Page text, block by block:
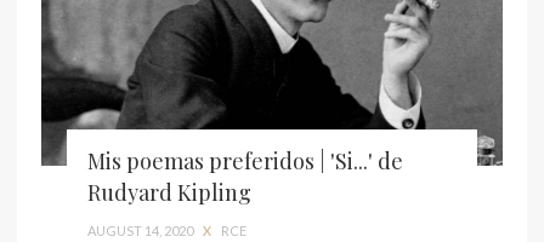
Mis poemas preferidos | 'Si...' de
Rudyard Kipling
AUGUST 14, 2020 X RCE